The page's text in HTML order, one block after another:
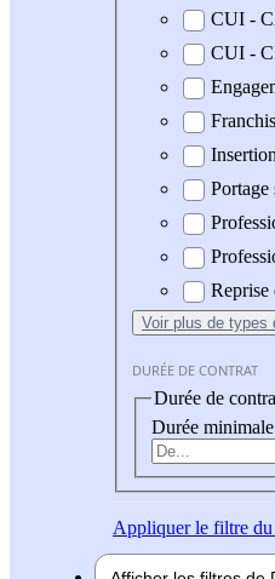
CUI -
CUI -
Portage
Reprise
Voir plus de types
DURÉE DE CONTRAT
Durée de
Durée
Appliquerle filtre du